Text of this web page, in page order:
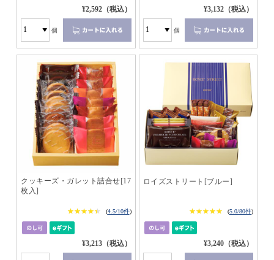
¥2,592（税込）
個
¥3,132（税込）
個
クッキーズ・ガレット詰合せ[17
枚入]
★★★★★
★★★★★ (4.5/10件)
¥3,213（税込）
ロイズストリート[ブルー]
★★★★★
★★★★★ (5.0/80件)
¥3,240（税込）